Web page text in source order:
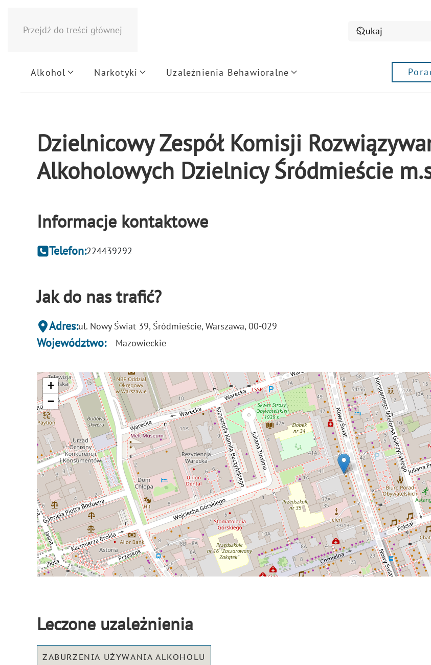
Przejdź do treści głównej
Alkohol Narkotyki Uzależnienia Behawioralne
Dzielnicowy Zespół Komisji
Alkoholowych Dzielnicy Śródmieście
Informacje kontaktowe
Telefon:224439292
Jak do nas trafić?
Adres:ul. Nowy Świat 39, Śródmieście, Warszawa, 00-029
Województwo: Mazowieckie
+
−
Leczone uzależnienia
ZABURZENIA UŻYWANIA ALKOHOLU